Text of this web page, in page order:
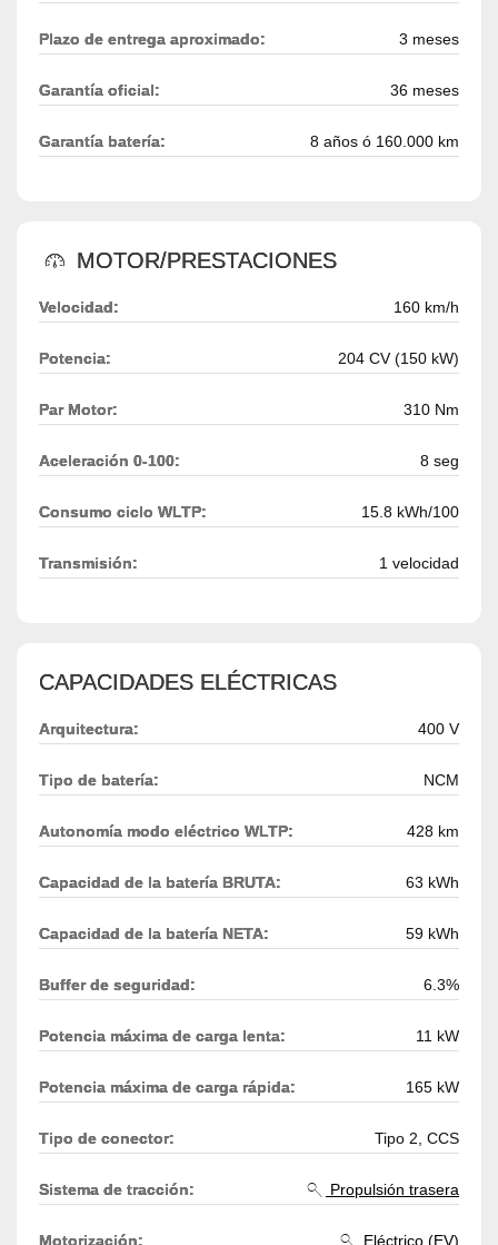
Plazo de entrega aproximado: 3 meses
Garantía oficial: 36 meses
Garantía batería: 8 años ó 160.000 km
MOTOR/PRESTACIONES
Velocidad: 160 km/h
Potencia: 204 CV (150 kW)
Par Motor: 310 Nm
Aceleración 0-100: 8 seg
Consumo ciclo WLTP: 15.8 kWh/100
Transmisión: 1 velocidad
CAPACIDADES ELÉCTRICAS
Arquitectura: 400 V
Tipo de batería: NCM
Autonomía modo eléctrico WLTP: 428 km
Capacidad de la batería BRUTA: 63 kWh
Capacidad de la batería NETA: 59 kWh
Buffer de seguridad: 6.3%
Potencia máxima de carga lenta: 11 kW
Potencia máxima de carga rápida: 165 kW
Tipo de conector: Tipo 2, CCS
Sistema de tracción: Propulsión trasera
Motorización: Eléctrico (EV)